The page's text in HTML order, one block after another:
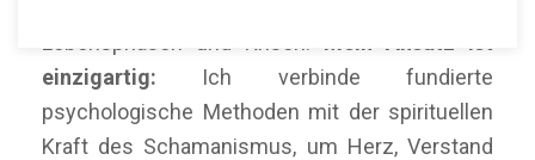
einzigartig: Ich verbinde fundierte
psychologische Methoden mit der spirituellen
Kraft des Schamanismus, um Herz, Verstand